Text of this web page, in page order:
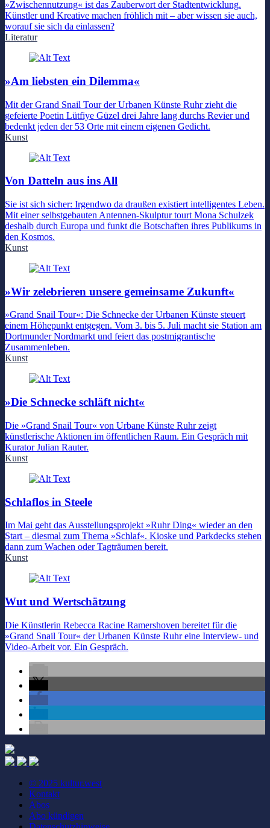
»Zwischennutzung« ist das Zauberwort der Stadtentwicklung.
Künstler und Kreative machen fröhlich mit – aber wissen sie auch,
worauf sie sich da einlassen?
Literatur
»Am liebsten ein Dilemma«
Mit der Grand Snail Tour der Urbanen Künste Ruhr zieht die
gefeierte Poetin Lütfiye Güzel drei Jahre lang durchs Revier und
bedenkt jeden der 53 Orte mit einem eigenen Gedicht.
Kunst
Von Datteln aus ins All
Sie ist sich sicher: Irgendwo da draußen existiert intelligentes Leben.
Mit einer selbstgebauten Antennen-Skulptur tourt Mona Schulzek
deshalb durch Europa und funkt die Botschaften ihres Publikums in
den Kosmos.
Kunst
»Wir zelebrieren unsere gemeinsame Zukunft«
»Grand Snail Tour«: Die Schnecke der Urbanen Künste steuert
einem Höhepunkt entgegen. Vom 3. bis 5. Juli macht sie Station am
Dortmunder Nordmarkt und feiert das postmigrantische
Zusammenleben.
Kunst
»Die Schnecke schläft nicht«
Die »Grand Snail Tour« von Urbane Künste Ruhr zeigt
künstlerische Aktionen im öffentlichen Raum. Ein Gespräch mit
Kurator Julian Rauter.
Kunst
Schlaflos in Steele
Im Mai geht das Ausstellungsprojekt »Ruhr Ding« wieder an den
Start – diesmal zum Thema »Schlaf«. Kioske und Parkdecks stehen
dann zum Wachen oder Tagträumen bereit.
Kunst
Wut und Wertschätzung
Die Künstlerin Rebecca Racine Ramershoven bereitet für die
»Grand Snail Tour« der Urbanen Künste Ruhr eine Interview- und
Video-Arbeit vor. Ein Gespräch.
© 2025 kultur.west
Kontakt
Abos
Abo kündigen